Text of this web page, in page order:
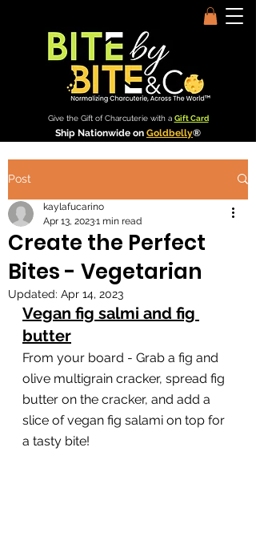
Give the Gift of Charcuterie with a Gift Card
Ship Nationwide on Goldbelly®
Post
Create the Perfect
Bites - Vegetarian
kaylafucarino
Apr 13, 20231 min read
Updated: Apr 14, 2023
Vegan fig salmi and fig
butter
From your board - Grab a fig and
olive multigrain cracker, spread fig
butter on the cracker, and add a
slice of vegan fig salami on top for
a tasty bite!